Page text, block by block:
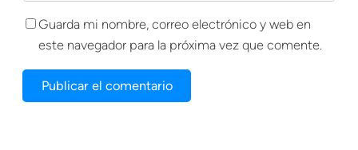
Guarda mi nombre, correo electrónico y web en
este navegador para la próxima vez que comente.